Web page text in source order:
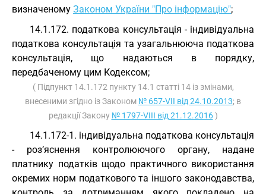
визначеному Законом України "Про інформацію";
14.1.172. податкова консультація - індивідуальна
податкова консультація та узагальнююча податкова
консультація, що надаються в порядку,
передбаченому цим Кодексом;
( Підпункт 14.1.172 пункту 14.1 статті 14 із змінами,
внесеними згідно із Законом № 657-VII від 24.10.2013; в
редакції Закону № 1797-VIII від 21.12.2016)
14.1.172-1. індивідуальна податкова консультація
- роз’яснення контролюючого органу, надане
платнику податків щодо практичного використання
окремих норм податкового та іншого законодавства,